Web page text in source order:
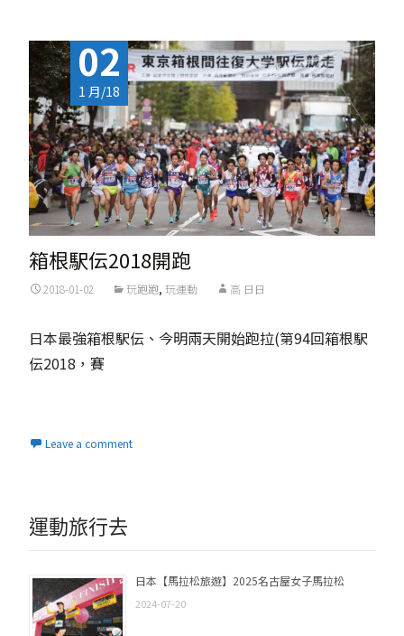
02
1 月/18
箱根駅伝2018開跑
2018-01-02 玩跑跑, 玩運動 高 日日
日本最強箱根駅伝、今明兩天開始跑拉(第94回箱根駅
伝2018，賽
Leave a comment
運動旅行去
日本【馬拉松旅遊】2025名古屋女子馬拉松
2024-07-20